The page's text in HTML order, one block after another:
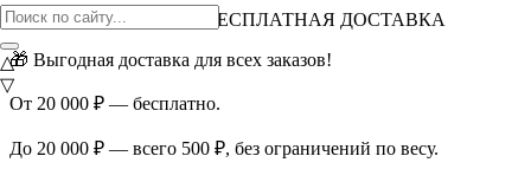
ВНИМАНИЕ АКЦИЯ!
БЕСПЛАТНАЯ ДОСТАВКА
🎁 Выгодная доставка для всех заказов!
От 20 000 ₽ — бесплатно.
До 20 000 ₽ — всего 500 ₽, без ограничений по весу.
△
▽